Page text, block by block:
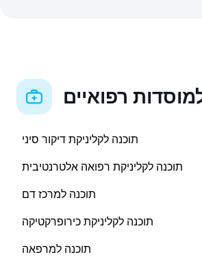
רפואיים
תוכנה לקליניקת דיקור סיני
תוכנה לקליניקת רפואה אלטרנטיבית
תוכנה למרכז דם
תוכנה לקליניקת כירופרקטיקה
תוכנה למרפאה